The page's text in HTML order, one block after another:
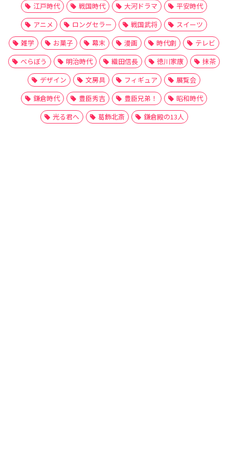
江戸時代 戦国時代 大河ドラマ
平安時代
アニメ
ロングセラー 戦国武将
スイーツ
雑学
お菓子 幕末 漫画 時代劇
テレビ
べらぼう
明治時代 織田信長 徳川家康
抹茶
デザイン
文房具 フィギュア
展覧会
鎌倉時代
豊臣秀吉 豊臣兄弟！
昭和時代
光る君へ
葛飾北斎 鎌倉殿の13人